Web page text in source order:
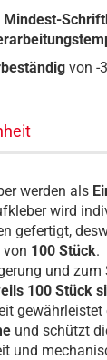
Mindest-
von -
werden als
wird
gefertigt,
100 Stück.
und zum
100 Stück
gewährleistet
und schützt
und